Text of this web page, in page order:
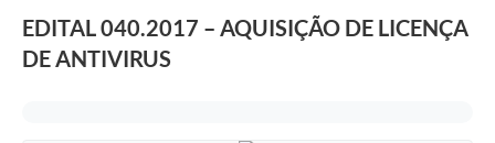
EDITAL 040.2017 – AQUISIÇÃO DE LICENÇA
DE ANTIVIRUS